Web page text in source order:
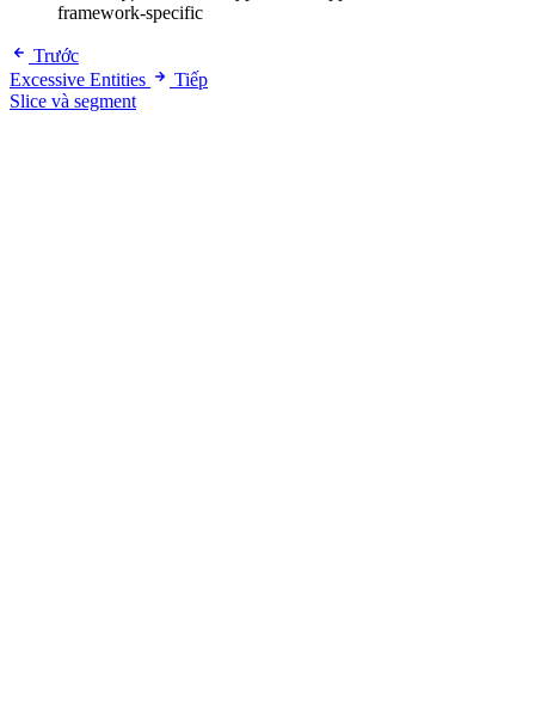
framework-specific
Trước
Excessive Entities
Tiếp
Slice và segment